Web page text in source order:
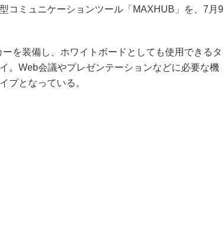
コミュニケーションツール「MAXHUB」を、7月9
を装備し、ホワイトボードとしても使用できるタ
。Web会議やプレゼンテーションなどに必要な機
プとなっている。